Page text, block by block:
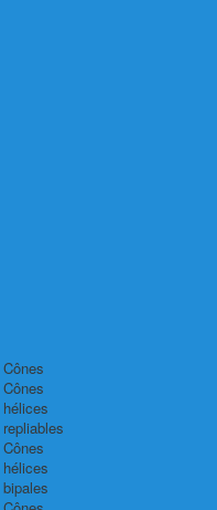
Cônes
Cônes
hélices
repliables
Cônes
hélices
bipales